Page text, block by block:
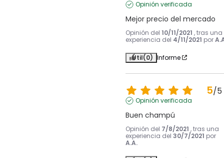
Opinión verificada
Mejor precio del mercado
Opinión del 10/11/2021 , tras una
experiencia del 4/11/2021 por
Útil(0) Informe
5/5
Opinión verificada
Buen champú
Opinión del 7/8/2021 , tras una
experiencia del 30/7/2021 por
A.A.